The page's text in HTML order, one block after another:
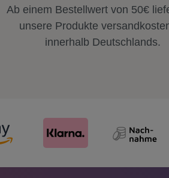
Ab einem Bestellwert von 50€
unsere Produkte
innerhalb Deutschlands.